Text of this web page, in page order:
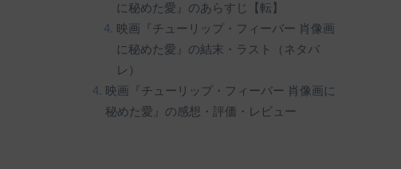
に秘めた愛』のあらすじ【転】
映画『チューリップ・フィーバー 肖像画
に秘めた愛』の結末・ラスト（ネタバ
レ）
映画『チューリップ・フィーバー 肖像画に
秘めた愛』の感想・評価・レビュー